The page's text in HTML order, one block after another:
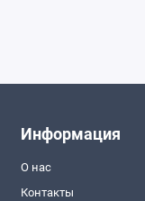
Информация
О нас
Контакты